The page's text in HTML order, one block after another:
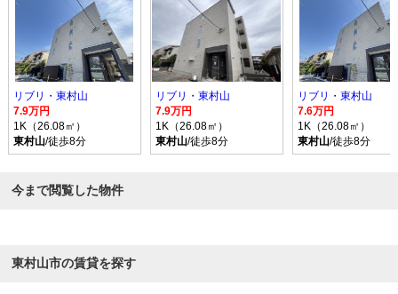
リブリ・東村山
7.9万円
1K（26.08㎡）
東村山/徒歩8分
リブリ・東村山
7.9万円
1K（26.08㎡）
東村山/徒歩8分
リブリ・東村山
7.6万円
1K（26.08㎡）
東村山/徒歩8分
今まで閲覧した物件
東村山市の賃貸を探す